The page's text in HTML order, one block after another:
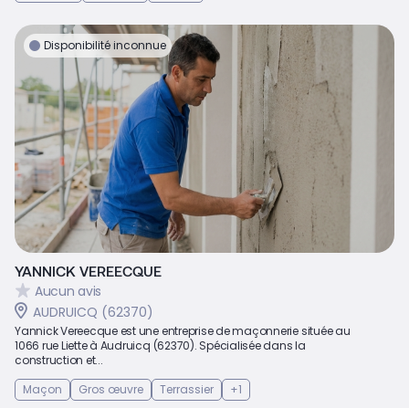
Disponibilité inconnue
YANNICK VEREECQUE
Aucun avis
AUDRUICQ (62370)
Yannick Vereecque est une entreprise de maçonnerie située au
1066 rue Liette à Audruicq (62370). Spécialisée dans la
construction et...
Maçon
Gros œuvre Terrassier +1